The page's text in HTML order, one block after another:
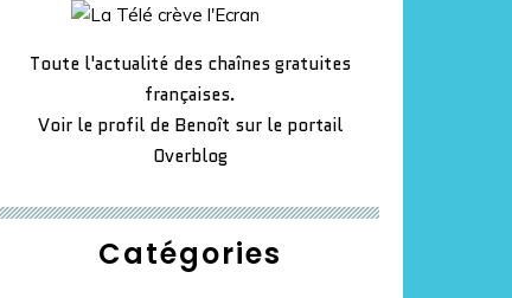
Catégories
Toute l'actualité des chaînes gratuites
françaises.
Voir le profil de Benoît sur le portail
Overblog